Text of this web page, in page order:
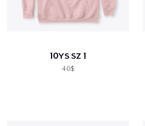
10YS SZ 1
40$